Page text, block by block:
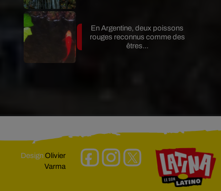
En Argentine, deux poissons
rouges reconnus comme des
êtres...
DesignOlivier
Varma